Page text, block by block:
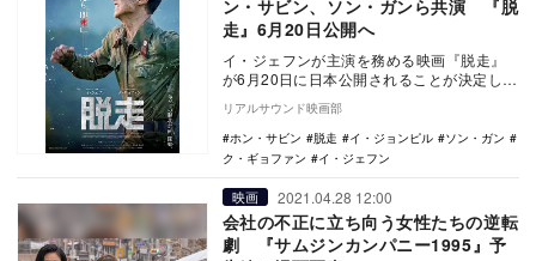
ン・サビン、ソン・ガンら共演 『脱
走』6月20日公開へ
イ・ジェフンが主演を務める映画『脱走』
が6月20日に日本公開されることが決定し
た。 『サムジンカンパニ―1995』のイ・
ジョ…
リアルサウンド映画部
ホン・サビン
脱走 イ・ジョンピル
ソン・ガン
ク・ギョファン
イ・ジェフン
映画 2021.04.28 12:00
会社の不正に立ち向う女性たちの逆転
劇 『サムジンカンパニー1995』予